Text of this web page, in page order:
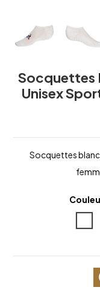
Socquettes
Unisex
Socquettes